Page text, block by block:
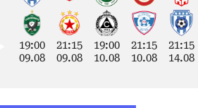
19:00
09.08
21:15
09.08
19:00
10.08
21:15
10.08
21:15
14.08